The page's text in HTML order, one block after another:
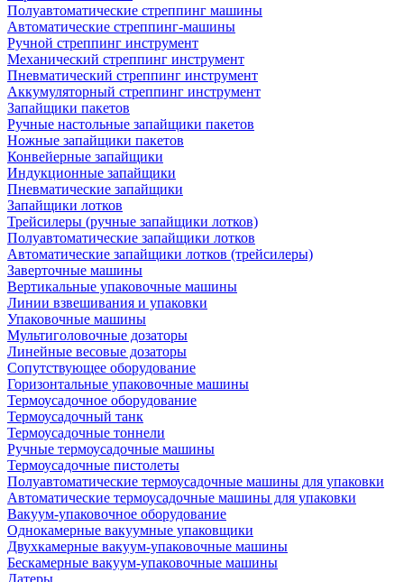
Полуавтоматические стреппинг машины
Автоматические стреппинг-машины
Ручной стреппинг инструмент
Механический стреппинг инструмент
Пневматический стреппинг инструмент
Аккумуляторный стреппинг инструмент
Запайщики пакетов
Ручные настольные запайщики пакетов
Ножные запайщики пакетов
Конвейерные запайщики
Индукционные запайщики
Пневматические запайщики
Запайщики лотков
Трейсилеры (ручные запайщики лотков)
Полуавтоматические запайщики лотков
Автоматические запайщики лотков (трейсилеры)
Заверточные машины
Вертикальные упаковочные машины
Линии взвешивания и упаковки
Упаковочные машины
Мультиголовочные дозаторы
Линейные весовые дозаторы
Сопутствующее оборудование
Горизонтальные упаковочные машины
Термоусадочное оборудование
Термоусадочный танк
Термоусадочные тоннели
Ручные термоусадочные машины
Термоусадочные пистолеты
Полуавтоматические термоусадочные машины для упаковки
Автоматические термоусадочные машины для упаковки
Вакуум-упаковочное оборудование
Однокамерные вакуумные упаковщики
Двухкамерные вакуум-упаковочные машины
Бескамерные вакуум-упаковочные машины
Датеры